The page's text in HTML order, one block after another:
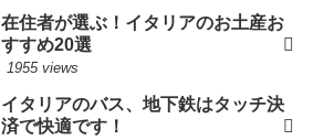
在住者が選ぶ！イタリアのお土産お
すすめ20選
1955 views
イタリアのバス、地下鉄はタッチ決
済で快適です！